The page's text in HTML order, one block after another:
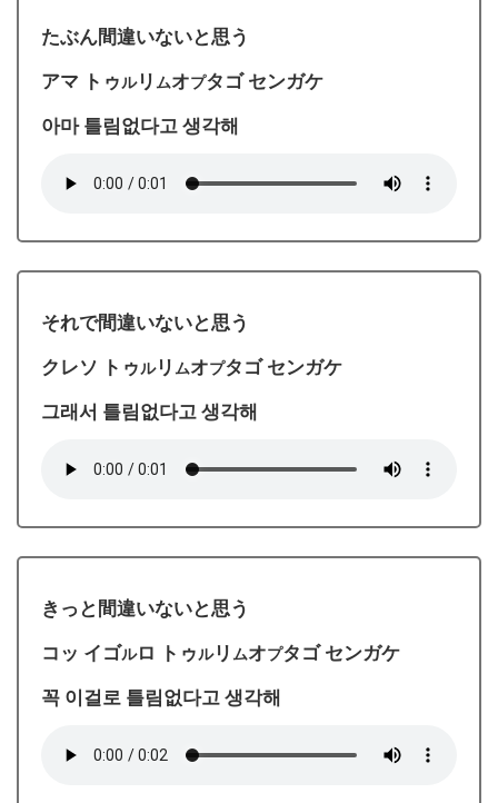
たぶん間違いないと思う
アマ トゥルリ ムオプタゴ センガケ
아마 틀림없다고 생각해
それで間違いないと思う
クレソ トゥルリ ムオプタゴ センガケ
그래서 틀림없다고 생각해
きっと間違いないと思う
コッ イゴルロ トゥルリ ムオプタゴ センガケ
꼭 이걸로 틀림없다고 생각해